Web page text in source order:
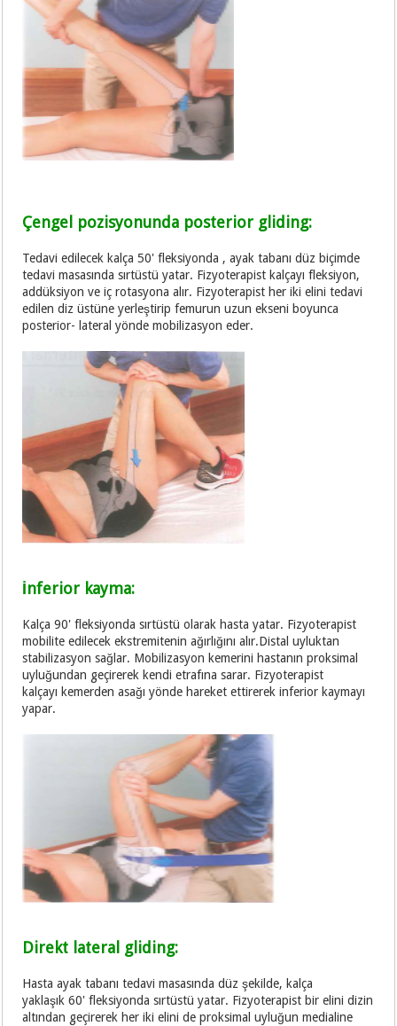
Çengel pozisyonunda posterior gliding:
Tedavi edilecek kalça 50' fleksiyonda , ayak tabanı düz biçimde
tedavi masasında sırtüstü yatar. Fizyoterapist kalçayı fleksiyon,
addüksiyon ve iç rotasyona alır. Fizyoterapist her iki elini tedavi
edilen diz üstüne yerleştirip femurun uzun ekseni boyunca
posterior- lateral yönde mobilizasyon eder.
İnferior kayma:
Kalça 90' fleksiyonda sırtüstü olarak hasta yatar. Fizyoterapist
mobilite edilecek ekstremitenin ağırlığını alır.Distal uyluktan
stabilizasyon sağlar. Mobilizasyon kemerini hastanın proksimal
uyluğundan geçirerek kendi etrafına sarar. Fizyoterapist
kalçayı kemerden asağı yönde hareket ettirerek inferior kaymayı
yapar.
Direkt lateral gliding:
Hasta ayak tabanı tedavi masasında düz şekilde, kalça
yaklaşık 60' fleksiyonda sırtüstü yatar. Fizyoterapist bir elini dizin
altından geçirerek her iki elini de proksimal uyluğun medialine